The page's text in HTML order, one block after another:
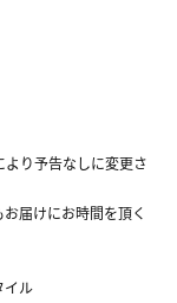
り予告なしに変更さ
届けにお時間を頂く
イル